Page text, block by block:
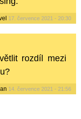
17. července 2021 - 20:30
rozdíl mezi
14. července 2021 - 21:56